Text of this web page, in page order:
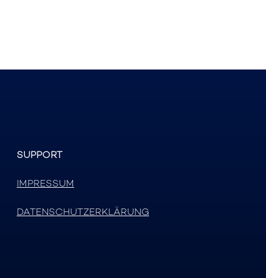
SUPPORT
IMPRESSUM
DATENSCHUTZERKLÄRUNG